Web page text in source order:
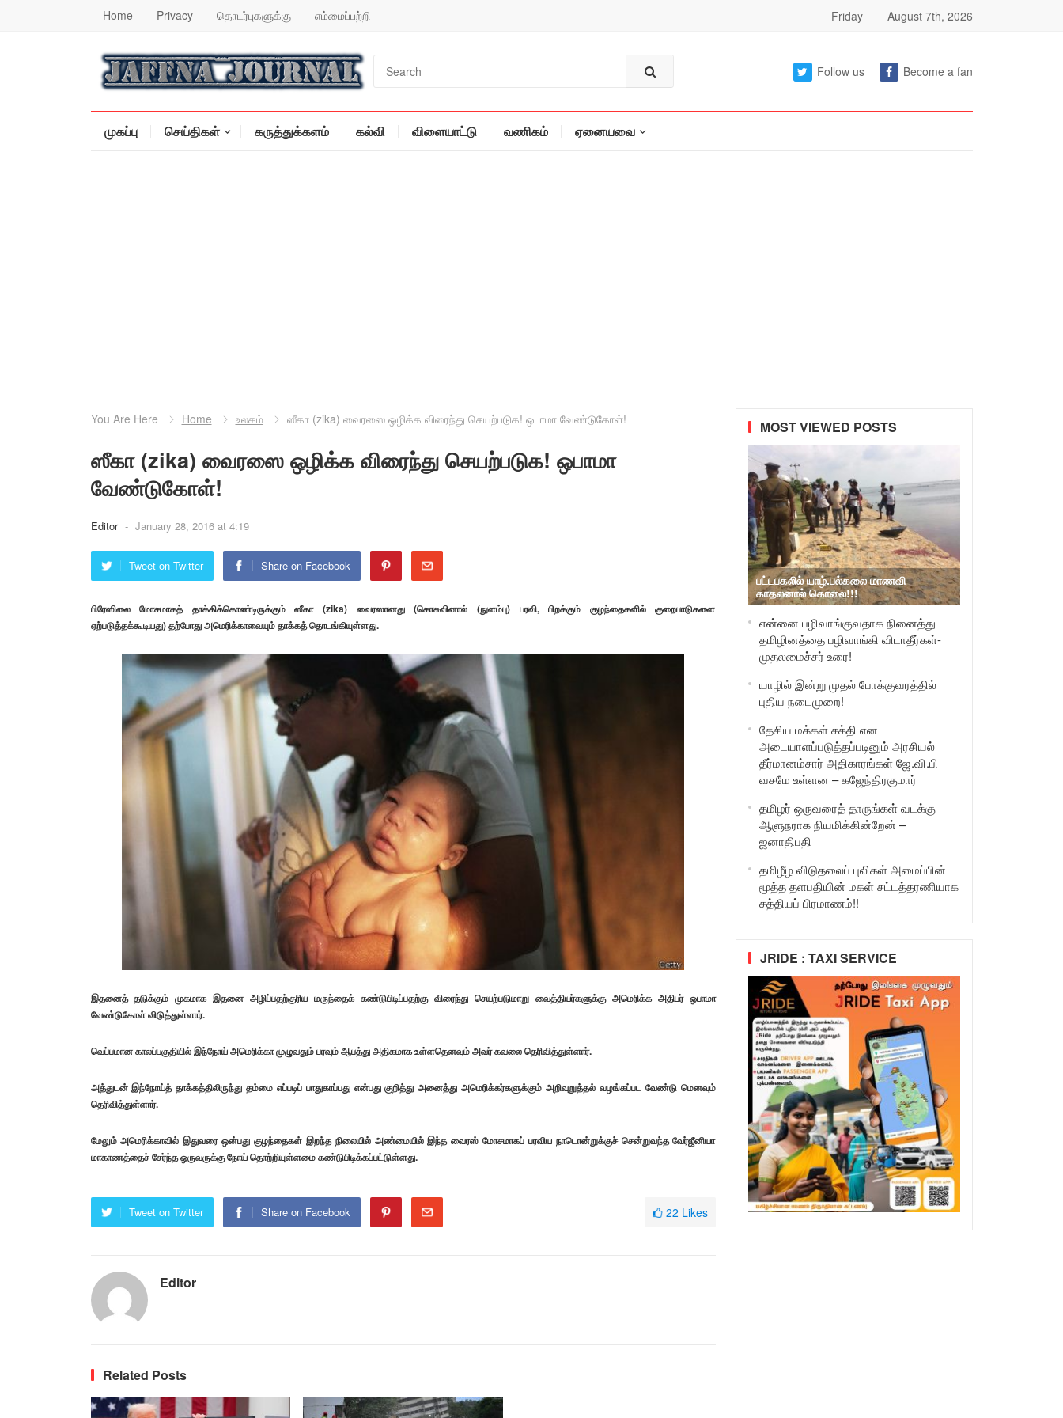
Home Privacy தொடர்புகளுக்கு எம்மைப்பற்றி Friday August 7th, 2026
Follow us Become a fan
முகப்பு செய்திகள் கருத்துக்களம் கல்வி விளையாட்டு வணிகம் ஏனையவை
You Are Here Home உலகம் ஸீகா (zika) வைரஸை ஒழிக்க விரைந்து செயற்படுக! ஒபாமா வேண்டுகோள்!
ஸீகா (zika) வைரஸை ஒழிக்க விரைந்து செயற்படுக! ஒபாமா
வேண்டுகோள்!
Editor - January 28, 2016 at 4:19
Tweet on Twitter Share on Facebook
பிரேஸிலை மோசமாகத் தாக்கிக்கொண்டிருக்கும் ஸீகா (zika) வைரஸானது (கொசுவினால் (நுளம்பு) பரவி, பிறக்கும் குழந்தைகளில் குறைபாடுகளை
ஏற்படுத்தக்கூடியது) தற்போது அமெரிக்காவையும் தாக்கத் தொடங்கியுள்ளது.
இதனைத் தடுக்கும் முகமாக இதனை அழிப்பதற்குரிய மருந்தைக் கண்டுபிடிப்பதற்கு விரைந்து செயற்படுமாறு வைத்தியர்களுக்கு அமெரிக்க அதிபர் ஒபாமா
வேண்டுகோள் விடுத்துள்ளார்.
வெப்பமான காலப்பகுதியில் இந்நோய் அமெரிக்கா முழுவதும் பரவும் ஆபத்து அதிகமாக உள்ளதெனவும் அவர் கவலை தெரிவித்துள்ளார்.
அத்துடன் இந்நோய்த் தாக்கத்திலிருந்து தம்மை எப்படிப் பாதுகாப்பது என்பது குறித்து அனைத்து அமெரிக்கர்களுக்கும் அறிவுறுத்தல் வழங்கப்பட வேண்டு மெனவும்
தெரிவித்துள்ளார்.
மேலும் அமெரிக்காவில் இதுவரை ஒன்பது குழந்தைகள் இறந்த நிலையில் அண்மையில் இந்த வைரஸ் மோசமாகப் பரவிய நாடொன்றுக்குச் சென்றுவந்த வேர்ஜீனியா
மாகாணத்தைச் சேர்ந்த ஒருவருக்கு நோய் தொற்றியுள்ளமை கண்டுபிடிக்கப்பட்டுள்ளது.
Tweet on Twitter Share on Facebook 22 Likes
Editor
Related Posts
MOST VIEWED POSTS
பட்டபகலில் யாழ்.பல்கலை மாணவி
காதலனால் கொலை!!!
என்னை பழிவாங்குவதாக நினைத்து
தமிழினத்தை பழிவாங்கி விடாதீர்கள்-
முதலமைச்சர் உரை!
யாழில் இன்று முதல் போக்குவரத்தில்
புதிய நடைமுறை!
தேசிய மக்கள் சக்தி என
அடையாளப்படுத்தப்படினும் அரசியல்
தீர்மானம்சார் அதிகாரங்கள் ஜே.வி.பி
வசமே உள்ளன – கஜேந்திரகுமார்
தமிழர் ஒருவரைத் தாருங்கள் வடக்கு
ஆளுநராக நியமிக்கின்றேன் –
ஜனாதிபதி
தமிழீழ விடுதலைப் புலிகள் அமைப்பின்
மூத்த தளபதியின் மகள் சட்டத்தரணியாக
சத்தியப் பிரமாணம்!!
JRIDE : TAXI SERVICE